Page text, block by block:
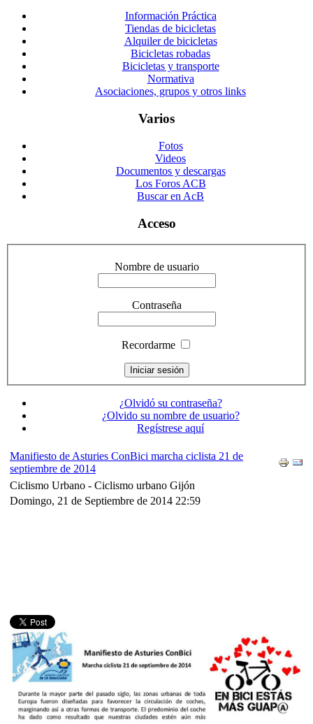
Información Práctica
Tiendas de bicicletas
Alquiler de bicicletas
Bicicletas robadas
Bicicletas y transporte
Normativa
Asociaciones, grupos y otros links
Varios
Fotos
Videos
Documentos y descargas
Los Foros ACB
Buscar en AcB
Acceso
Nombre de usuario
Contraseña
Recordarme
¿Olvidó su contraseña?
¿Olvido su nombre de usuario?
Regístrese aquí
Manifiesto de Asturies ConBici marcha ciclista 21 de
septiembre de 2014
Ciclismo Urbano - Ciclismo urbano Gijón
Domingo, 21 de Septiembre de 2014 22:59